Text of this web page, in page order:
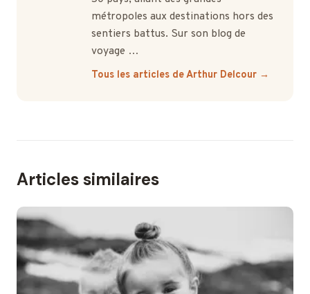
métropoles aux destinations hors des
sentiers battus. Sur son blog de
voyage …
Tous les articles de Arthur Delcour →
Articles similaires